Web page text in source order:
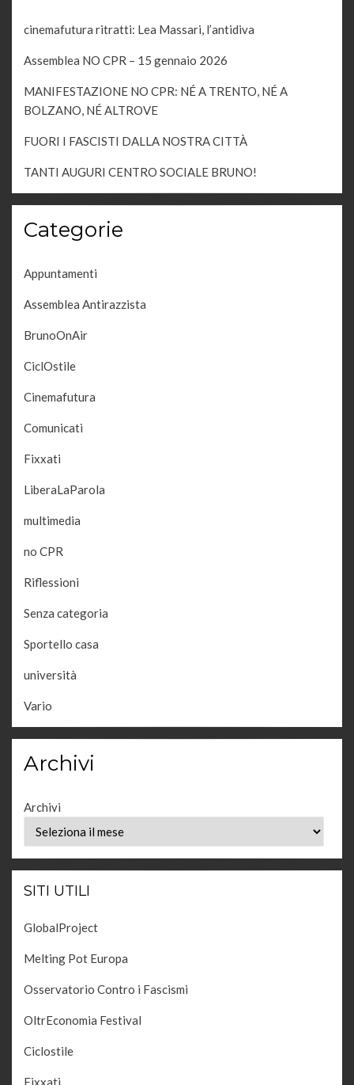
cinemafutura ritratti: Lea Massari, l’antidiva
Assemblea NO CPR – 15 gennaio 2026
MANIFESTAZIONE NO CPR: NÉ A TRENTO, NÉ A
BOLZANO, NÉ ALTROVE
FUORI I FASCISTI DALLA NOSTRA CITTÀ
TANTI AUGURI CENTRO SOCIALE BRUNO!
Categorie
Appuntamenti
Assemblea Antirazzista
BrunoOnAir
CiclOstile
Cinemafutura
Comunicati
Fixxati
LiberaLaParola
multimedia
no CPR
Riflessioni
Senza categoria
Sportello casa
università
Vario
Archivi
Archivi
SITI UTILI
GlobalProject
Melting Pot Europa
Osservatorio Contro i Fascismi
OltrEconomia Festival
Ciclostile